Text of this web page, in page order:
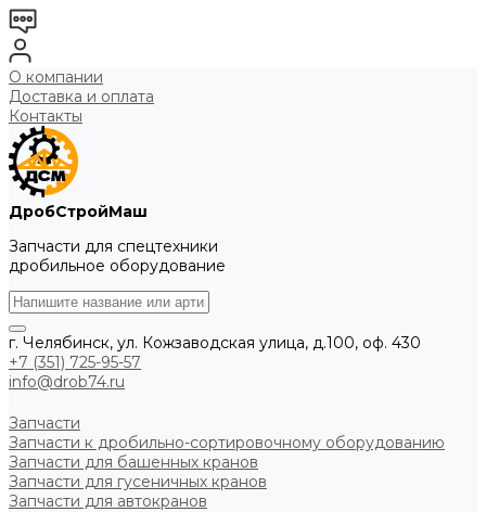
О компании
Доставка и оплата
Контакты
ДробСтройМаш
Запчасти для спецтехники
дробильное оборудование
г. Челябинск, ул. Кожзаводская улица, д.100, оф. 430
+7 (351) 725-95-57
info@drob74.ru
Запчасти
Запчасти к дробильно-сортировочному оборудованию
Запчасти для башенных кранов
Запчасти для гусеничных кранов
Запчасти для автокранов